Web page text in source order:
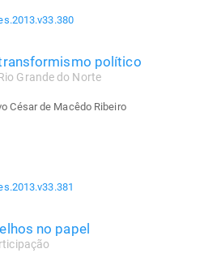
político
Grande do Norte
César de Macêdo Ribeiro
no papel